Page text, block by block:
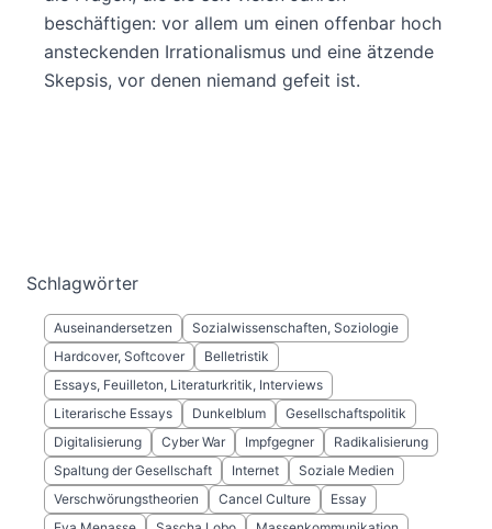
beschäftigen: vor allem um einen offenbar hoch
ansteckenden Irrationalismus und eine ätzende
Skepsis, vor denen niemand gefeit ist.
Schlagwörter
Auseinandersetzen
Sozialwissenschaften, Soziologie
Hardcover, Softcover
Belletristik
Essays, Feuilleton, Literaturkritik, Interviews
Literarische Essays
Dunkelblum
Gesellschaftspolitik
Digitalisierung
Cyber War Impfgegner
Radikalisierung
Spaltung der Gesellschaft
Internet
Soziale Medien
Verschwörungstheorien
Cancel Culture
Essay